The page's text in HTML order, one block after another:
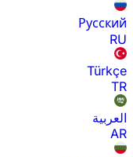
Русский
RU
Türkçe
TR
العربية
AR